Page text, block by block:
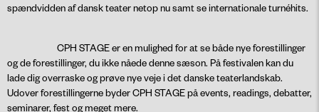
spændvidden af dansk teater netop nu samt se internationale turnéhits.
CPH STAGE er en mulighed for at se både nye forestillinger
og de forestillinger, du ikke nåede denne sæson. På festivalen kan du
lade dig overraske og prøve nye veje i det danske teaterlandskab.
Udover forestillingerne byder CPH STAGE på events, readings, debatter,
seminarer, fest og meget mere.